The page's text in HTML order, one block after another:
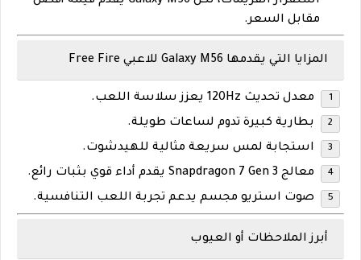
مقابل السعر.
المزايا التي يقدمها Galaxy M56 للاعبي Free Fire
معدل تحديث 120Hz يعزز سلاسة اللعب.
بطارية كبيرة تدوم لساعات طويلة.
استجابة لمس سريعة مثالية للهيدشوت.
معالج Snapdragon 7 Gen 3 يقدم أداء قوي بثبات رائع.
صوت استريو مجسم يدعم تجربة اللعب التنافسية.
أبرز الملاحظات أو العيوب